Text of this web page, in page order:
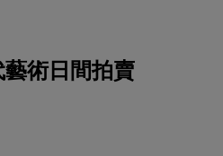
術日間拍賣